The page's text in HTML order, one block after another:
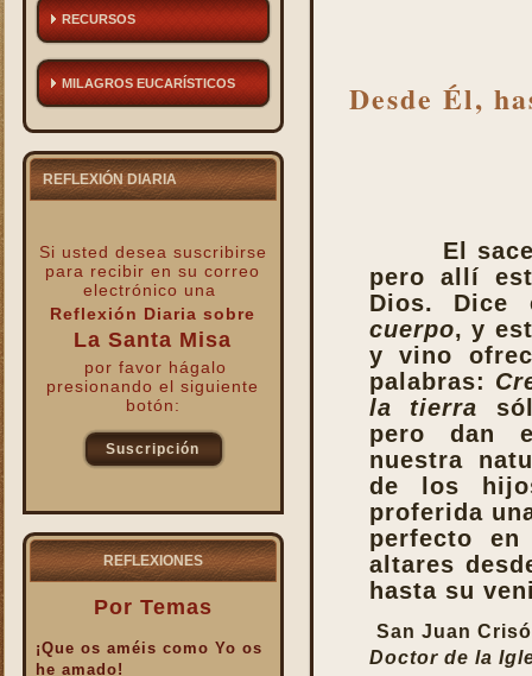
RECURSOS
MILAGROS EUCARÍSTICOS
REFLEXIÓN DIARIA
Si usted desea suscribirse
para recibiren su correo
electrónico una
Reflexión Diaria sobre
La Santa Misa
por favor hágalo
presionando el siguiente
botón:
Suscripción
REFLEXIONES
Por Temas
¡Que os améis como Yo os
he amado!
Desde Él,
El
pero allí
Dios. Dice
cuerpo, y
y vino
palabras:
la tierra
pero dan
nuestra
de los
proferida
perfecto
altares
hasta su
San Juan
Doctor de la